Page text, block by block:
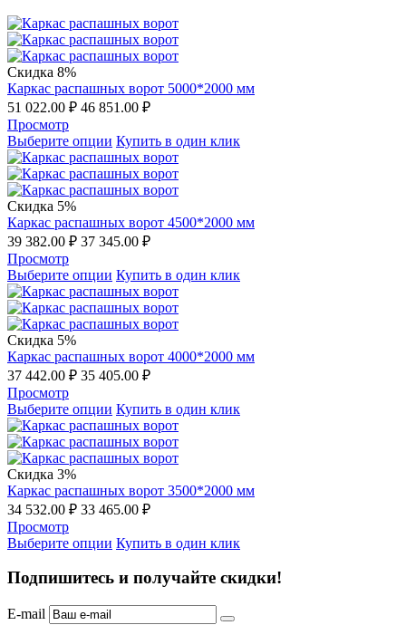
Скидка 8%
Каркас распашных ворот 5000*2000 мм
51 022.00 ₽ 46 851.00 ₽
Просмотр
Выберите опции Купить в один клик
Скидка 5%
Каркас распашных ворот 4500*2000 мм
39 382.00 ₽ 37 345.00 ₽
Просмотр
Выберите опции Купить в один клик
Скидка 5%
Каркас распашных ворот 4000*2000 мм
37 442.00 ₽ 35 405.00 ₽
Просмотр
Выберите опции Купить в один клик
Скидка 3%
Каркас распашных ворот 3500*2000 мм
34 532.00 ₽ 33 465.00 ₽
Просмотр
Выберите опции Купить в один клик
Подпишитесь и получайте скидки!
E-mail